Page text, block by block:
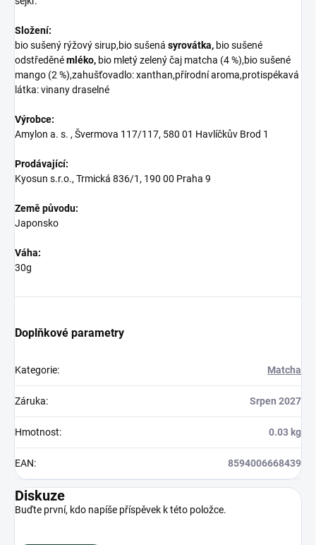
Složení:
bio sušený rýžový sirup,bio sušená syrovátka, bio sušené
odstředěnémléko, bio mletý zelený čaj matcha (4 %),bio sušené
mango (2 %),zahušťovadlo: xanthan,přírodní aroma,protispékavá
látka: vinany draselné
Výrobce:
Amylon a. s. , Švermova 117/117, 580 01 Havlíčkův Brod 1
Prodávající:
Kyosun s.r.o., Trmická 836/1, 190 00 Praha 9
Země původu:
Japonsko
Váha:
30g
Doplňkové parametry
Kategorie: Matcha
Záruka: Srpen 2027
Hmotnost: 0.03 kg
EAN: 8594006668439
Diskuze
Buďte první, kdo napíše příspěvek k této položce.